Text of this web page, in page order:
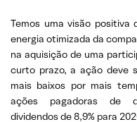
Temos uma visão
energia otimizada da
na aquisição de uma
curto prazo, a ação deve
mais baixos por mais
ações pagadoras de
dividendos de 8,9% para